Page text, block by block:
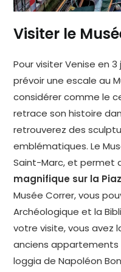
Visiter le
Pour visiter Venise en
prévoir une escale au
considérer comme le
retrace son histoire
retrouverez des
emblématiques. Le
Saint-Marc, et permet
magnifique sur la
Musée Correr, vous
Archéologique et la
votre visite, vous avez
anciens appartements
loggia de Napoléon